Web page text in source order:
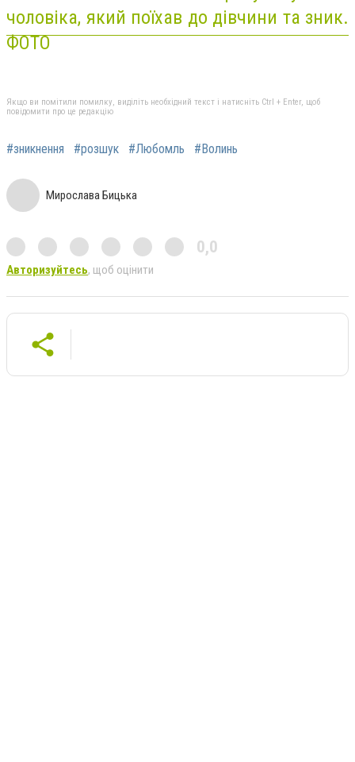
Якщо ви помітили помилку, виділіть необхідний текст і натисніть Ctrl + Enter, щоб
повідомити про це редакцію
#зникнення #розшук #Любомль #Волинь
Мирослава Бицька
0,0
Авторизуйтесь, щоб оцінити